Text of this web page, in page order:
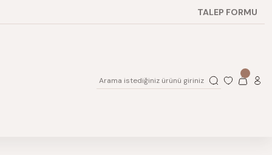
TALEP FORMU